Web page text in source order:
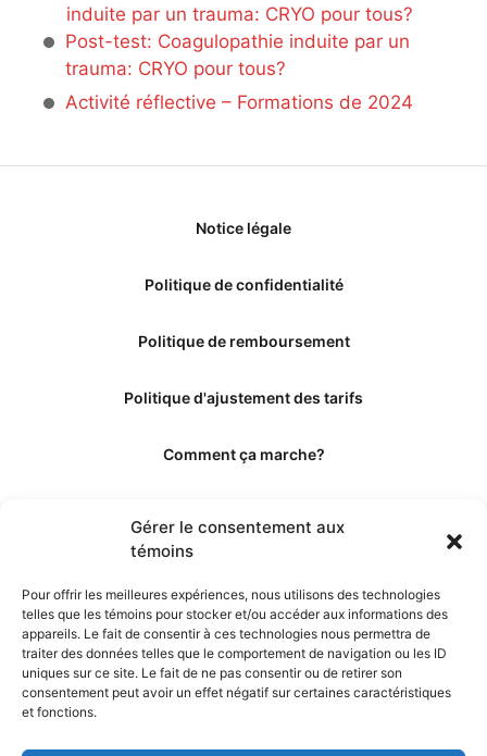
Gérer le consentement aux
témoins
Pour offrir les meilleures expériences, nous utilisons des technologies
telles que les témoins pour stocker et/ou accéder aux informations des
appareils. Le fait de consentir à ces technologies nous permettra de
traiter des données telles que le comportement de navigation ou les ID
uniques sur ce site. Le fait de ne pas consentir ou de retirer son
consentement peut avoir un effet négatif sur certaines caractéristiques
et fonctions.
induite par un trauma: CRYO pour tous?
Post-test: Coagulopathie induite par un
trauma: CRYO pour tous?
Activité réflective – Formations de 2024
Notice légale
Politique de confidentialité
Politique de remboursement
Politique d'ajustement des tarifs
Comment ça marche?
Les éditeurs
Les experts et collaborateurs